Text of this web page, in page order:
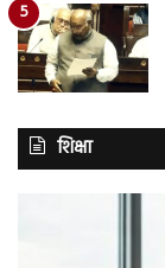
शिक्षा